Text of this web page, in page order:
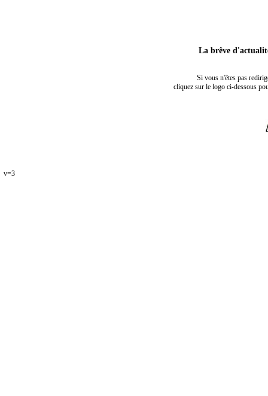
La brêve
Si vous n'êtes pas
cliquez sur le logo ci-dessous
v=3